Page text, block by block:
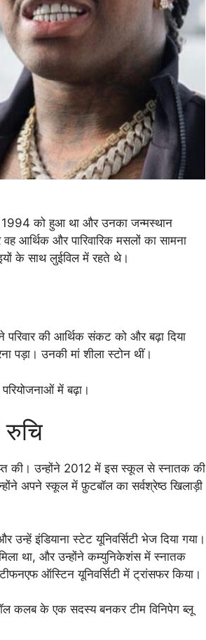
1994 को हुआ था और उनका जन्मस्थान
आर्थिक और पारिवारिक मसलों का सामना
के साथ लुईविल में रहते थे।
की आर्थिक संकट को और बढ़ा दिया
पड़ा। उनकी मां शीला स्‍टोन थीं।
में बढ़ा।
की। उन्होंने 2012 में इस स्कूल से स्नातक की
अपने स्कूल में फ़ुटबॉल का सर्वश्रेष्ठ खिलाड़ी
उन्हें इंडियाना स्टेट यूनिवर्सिटी भेज दिया गया।
था, और उन्होंने कम्युनिकेशंस में स्नातक
ऑस्टिन यूनिवर्सिटी में ट्रांसफर किया।
कलब के एक सदस्य बनकर टीम विनिपेग ब्लू